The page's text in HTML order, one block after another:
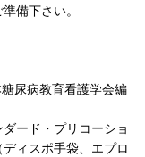
備下さい。
尿病教育看護学会編
ード・プリコーショ
ィスポ手袋、エプロ